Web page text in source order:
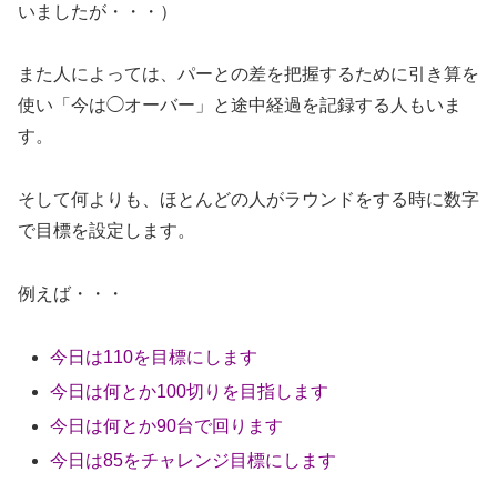
いましたが・・・）
また人によっては、パーとの差を把握するために引き算を
使い「今は◯オーバー」と途中経過を記録する人もいま
す。
そして何よりも、ほとんどの人がラウンドをする時に数字
で目標を設定します。
例えば・・・
今日は110を目標にします
今日は何とか100切りを目指します
今日は何とか90台で回ります
今日は85をチャレンジ目標にします